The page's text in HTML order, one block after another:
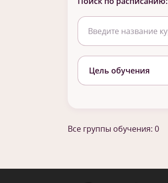
Цель обучения
Все группы обучения: 0